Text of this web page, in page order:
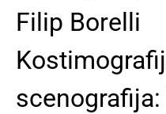
Filip Borelli
scenografija: